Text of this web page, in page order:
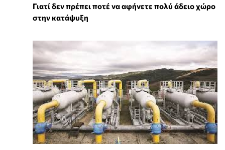
Γιατί δεν πρέπει ποτέ να αφήνετε πολύ άδειο χώρο
στην κατάψυξη